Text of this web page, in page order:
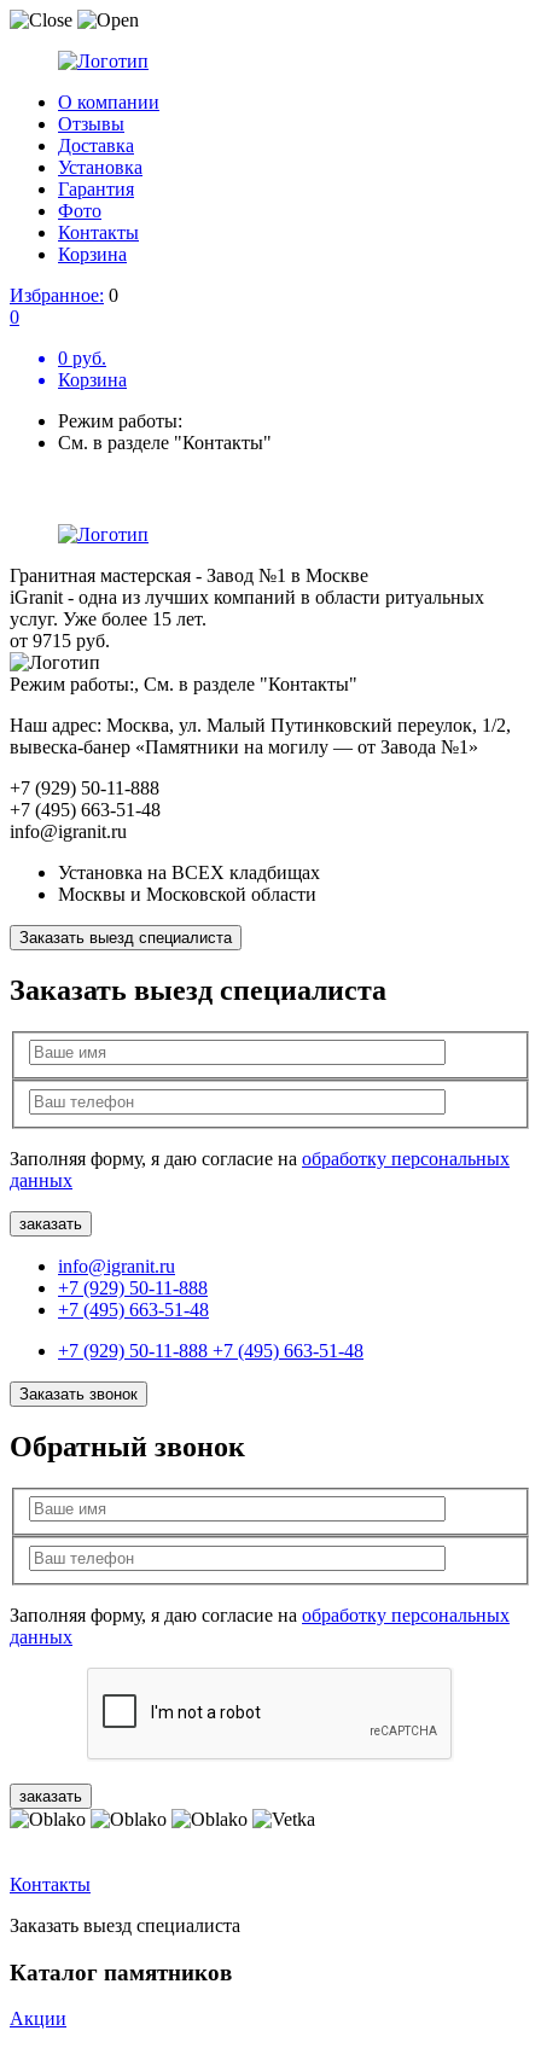
О компании
Отзывы
Доставка
Установка
Гарантия
Фото
Контакты
Корзина
Избранное: 0
0
0 руб.
Корзина
Режим работы:
См. в разделе "Контакты"
Гранитная мастерская - Завод №1 в Москве
iGranit - одна из лучших компаний в области ритуальных
услуг. Уже более 15 лет.
от 9715 руб.
Режим работы:, См. в разделе "Контакты"
Наш адрес: Москва, ул. Малый Путинковский переулок, 1/2,
вывеска-банер «Памятники на могилу — от Завода №1»
+7 (929) 50-11-888
+7 (495) 663-51-48
info@igranit.ru
Установка на ВСЕХ кладбищах
Москвы и Московской области
Заказать выезд специалиста
Заказать выезд специалиста
Заполняя форму, я даю согласие на обработку персональных
данных
info@igranit.ru
+7 (929) 50-11-888
+7 (495) 663-51-48
+7 (929) 50-11-888 +7 (495) 663-51-48
Заказать звонок
Обратный звонок
Заполняя форму, я даю согласие на обработку персональных
данных
Контакты
Заказать выезд специалиста
Каталог памятников
Акции